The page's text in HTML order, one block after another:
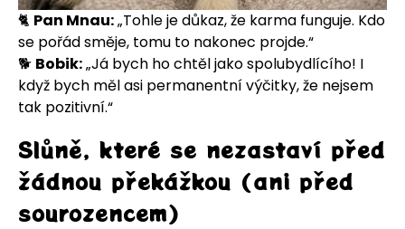
🐈 Pan Mnau:„Tohle je důkaz, že karma funguje. Kdo
se pořád směje, tomu to nakonec projde.“
🐕 Bobik:„Já bych ho chtěl jako spolubydlícího! I
když bych měl asi permanentní výčitky, že nejsem
tak pozitivní.“
Slůně, které se nezastaví před
žádnou překážkou (ani před
sourozencem)